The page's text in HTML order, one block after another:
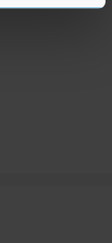
of